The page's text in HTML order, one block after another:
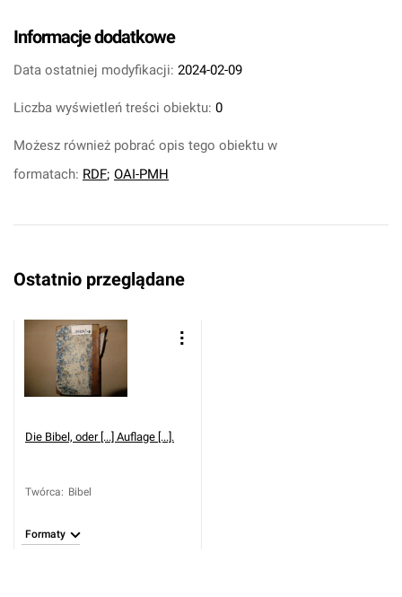
Informacje dodatkowe
Data ostatniej modyfikacji: 2024-02-09
Liczba wyświetleń treści obiektu: 0
Możesz również pobrać opis tego obiektu w
formatach: RDF; OAI-PMH
Ostatnio przeglądane
Die Bibel, oder [...] Auflage [...].
Twórca: Bibel
Formaty